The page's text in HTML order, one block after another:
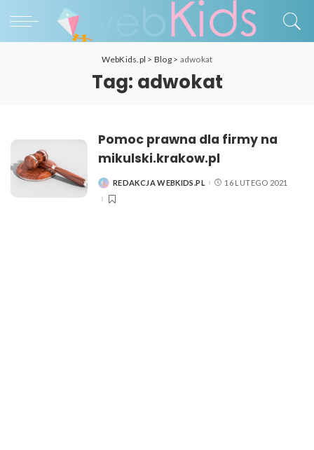
WebKids.pl > Blog> adwokat
Tag: adwokat
Pomoc prawna dla firmy na
mikulski.krakow.pl
POSTED
REDAKCJA WEBKIDS.PL 16 LUTEGO 2021